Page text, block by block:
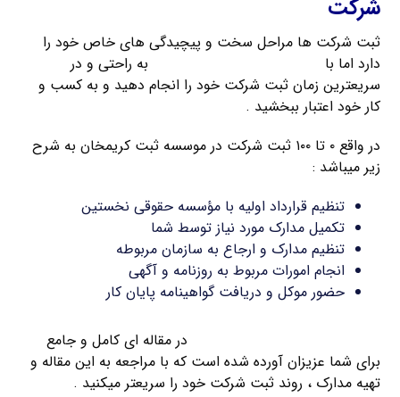
شرکت
ثبت شرکت ها مراحل سخت و پیچیدگی های خاص خود را
دارد اما با
به راحتی و در
سریعترین زمان ثبت شرکت خود را انجام دهید و به کسب و
کار خود اعتبار ببخشید .
در واقع ۰ تا ۱۰۰ ثبت شرکت در موسسه ثبت کریمخان به شرح
زیر میباشد :
تنظیم قرارداد اولیه با مؤسسه حقوقی نخستین
تکمیل مدارک مورد نیاز توسط شما
تنظیم مدارک و ارجاع به سازمان مربوطه
انجام امورات مربوط به روزنامه و آگهی
حضور موکل و دریافت گواهینامه پایان کار
در مقاله ای کامل و جامع
برای شما عزیزان آورده شده است که با مراجعه به این مقاله و
تهیه مدارک ، روند ثبت شرکت خود را سریعتر میکنید .